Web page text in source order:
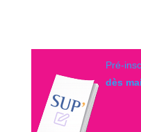
Pré-
dès